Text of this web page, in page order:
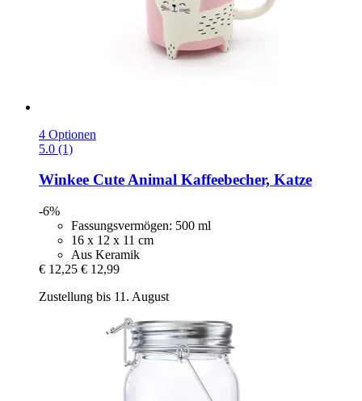
4 Optionen
5.0 (1)
Winkee Cute Animal Kaffeebecher, Katze
-6%
Fassungsvermögen: 500 ml
16 x 12 x 11 cm
Aus Keramik
€ 12,25 € 12,99
Zustellung bis 11. August